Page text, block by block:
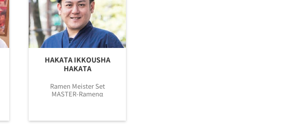
HAKATA IKKOUSHA
HAKATA
Ramen Meister Set
MASTER-Ramenα